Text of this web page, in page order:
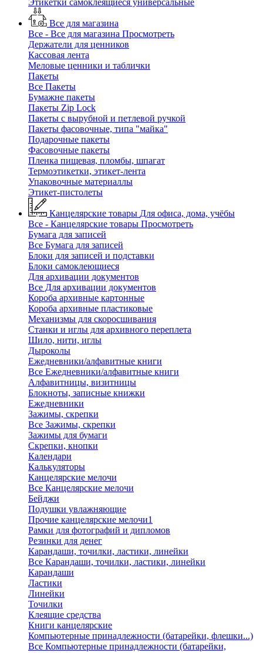
Этикетки самоклеящиеся универсальные
Все для магазина
Все - Все для магазина Просмотреть
Держатели для ценников
Кассовая лента
Меловые ценники и таблички
Пакеты
Все Пакеты
Бумажне пакеты
Пакеты Zip Lock
Пакеты с вырубной и петлевой ручкой
Пакеты фасовочные, типа "майка"
Подарочные пакеты
Фасовочные пакеты
Пленка пищевая, пломбы, шпагат
Термоэтикетки, этикет-лента
Упаковочные материаллы
Этикет-пистолеты
Канцелярские товары Для офиса, дома, учёбы
Все - Канцелярские товары Просмотреть
Бумага для записей
Все Бумага для записей
Блоки для записей и подставки
Блоки самоклеющиеся
Для архивации документов
Все Для архивации документов
Короба архивные картонные
Короба архивные пластиковые
Механизмы для скоросшивания
Станки и иглы для архивного переплета
Шило, нити, иглы
Дыроколы
Ежедневники/алфавитные книги
Все Ежедневники/алфавитные книги
Алфавитницы, визитницы
Блокноты, записные книжки
Ежедневники
Зажимы, скрепки
Все Зажимы, скрепки
Зажимы для бумаги
Скрепки, кнопки
Календари
Калькуляторы
Канцелярские мелочи
Все Канцелярские мелочи
Бейджи
Подушки увлажняющие
Прочие канцелярские мелочи1
Рамки для фотографий и дипломов
Резинки для денег
Карандаши, точилки, ластики, линейки
Все Карандаши, точилки, ластики, линейки
Карандаши
Ластики
Линейки
Точилки
Клеящие средства
Книги канцелярские
Компьютерные принадлежности (батарейки, флешки...)
Все Компьютерные принадлежности (батарейки,